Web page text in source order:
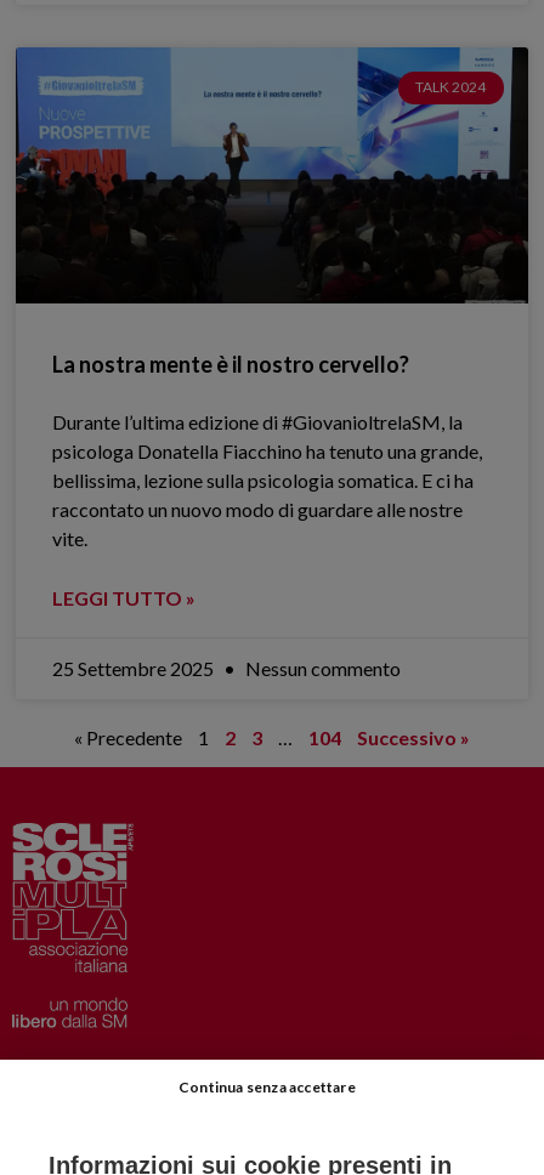
TALK 2024
La nostra mente è il nostro cervello?
Durante l’ultima edizione di #GiovanioltrelaSM, la
psicologa Donatella Fiacchino ha tenuto una grande,
bellissima, lezione sulla psicologia somatica. E ci ha
raccontato un nuovo modo di guardare alle nostre
vite.
LEGGI TUTTO »
25 Settembre 2025 Nessun commento
« Precedente 1 2 3 104 Successivo »
Privacy–Disclaimer
Informazioni sui cookie presenti in
Continua senza accettare